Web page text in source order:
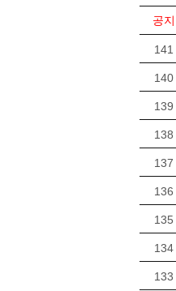
공지
141
140
139
138
137
136
135
134
133